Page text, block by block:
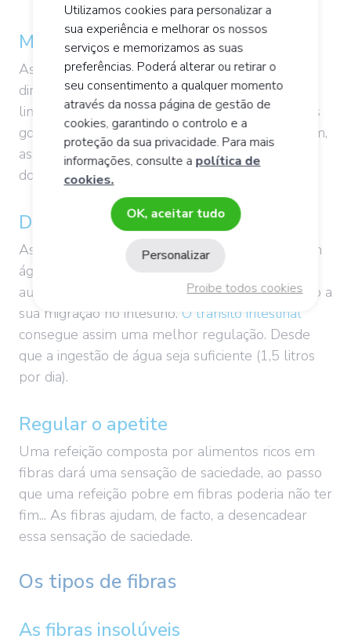
Melhorar a digestão das gorduras
As fibras alimentares podem contribuir para a
diminuição dos níveis de colesterol LDL ao
limitarem a absorção dos nutrientes, incluindo as
gorduras, pelo intestino. As fibras desempenham,
assim, um papel importante na prevenção das
doenças cardiovasculares
1
Dar ritmo ao trânsito intestinal
As fibras absorvem 3 a 25 vezes o seu peso em
água. Esta retenção de água aumenta
automaticamente
o volume das fezes, facilitando a
sua migração no intestino. O trânsito intestinal
consegue assim uma melhor regulação. Desde
que a ingestão de água seja suficiente (1,5 litros
por dia).
Regular o apetite
Uma refeição composta por alimentos ricos em
fibras dará uma sensação de saciedade, ao passo
que uma refeição pobre em fibras poderia não ter
fim... As fibras ajudam, de facto, a desencadear
essa sensação de saciedade.
Os tipos de fibras
As fibras insolúveis
Utilizamos cookies para personalizar a
sua experiência e melhorar os nossos
serviços e memorizamos as suas
preferências. Poderá alterar ou retirar o
seu consentimento a qualquer momento
através da nossa página de gestão de
cookies, garantindo o controlo e a
proteção da sua privacidade. Para mais
informações, consulte a política de
cookies.
OK, aceitar tudo
Proibe todos cookies
Personalizar